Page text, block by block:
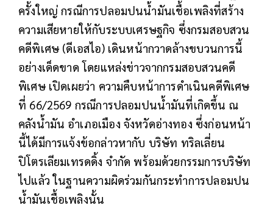
ครั้งใหญ่ กรณีการปลอมปนน้ำมันเชื้อเพลิงที่สร้าง
ความเสียหายให้กับระบบเศรษฐกิจ ซึ่งกรมสอบสวน
คดีพิเศษ (ดีเอสไอ) เดินหน้ากวาดล้างขบวนการนี้
อย่างเด็ดขาด โดยแหล่งข่าวจากกรมสอบสวนคดี
พิเศษ เปิดเผยว่า ความคืบหน้าการดำเนินคดีพิเศษ
ที่ 66/2569 กรณีการปลอมปนน้ำมันที่เกิดขึ้น ณ
คลังน้ำมัน อำเภอเมือง จังหวัดอ่างทอง ซึ่งก่อนหน้า
นี้ได้มีการแจ้งข้อกล่าวหากับ บริษัท ทริลเลี่ยน
ปิโตรเลียมเทรดดิ้ง จำกัด พร้อมด้วยกรรมการบริษัท
ไปแล้ว ในฐานความผิดร่วมกันกระทำการปลอมปน
น้ำมันเชื้อเพลิงนั้น